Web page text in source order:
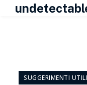
contenutoSUGGERIMENTI